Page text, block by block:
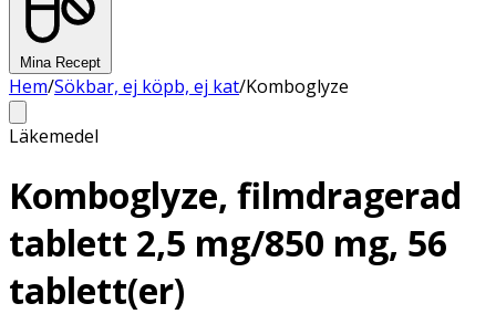
Mina Recept
Hem/Sökbar, ej köpb, ej kat/Komboglyze
Läkemedel
Komboglyze, filmdragerad
tablett 2,5 mg/850 mg, 56
tablett(er)